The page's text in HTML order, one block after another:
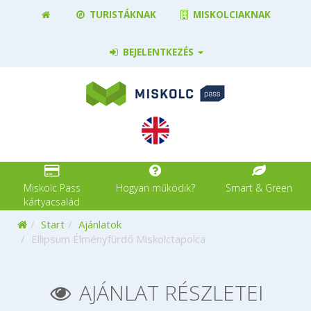
TURISTÁKNAK MISKOLCIAKNAK
BEJELENTKEZÉS
Miskolc Pass
kártyacsalád
Hogyan működik? Smart & Green
Kezdőoldal
Start
Ajánlatok
Ellipsum Élményfürdő Miskolctapolca
AJÁNLAT RÉSZLETEI